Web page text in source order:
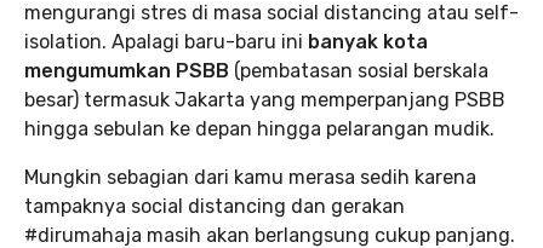
mengurangi stres di masa social distancing atau self-
isolation. Apalagi baru-baru ini banyak kota
mengumumkan PSBB (pembatasan sosial berskala
besar) termasuk Jakarta yang memperpanjang PSBB
hingga sebulan ke depan hingga pelarangan mudik.
Mungkin sebagian dari kamu merasa sedih karena
tampaknya social distancing dan gerakan
#dirumahaja masih akan berlangsung cukup panjang.